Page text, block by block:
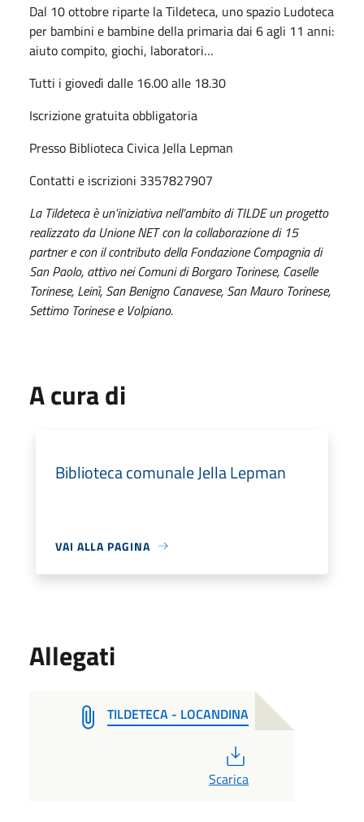
Dal 10 ottobre riparte la Tildeteca, uno spazio Ludoteca
per bambini e bambine della primaria dai 6 agli 11 anni:
aiuto compito, giochi, laboratori…
Tutti i giovedì dalle 16.00 alle 18.30
Iscrizione gratuita obbligatoria
Presso Biblioteca Civica Jella Lepman
Contatti e iscrizioni 3357827907
La Tildeteca è un’iniziativa nell’ambito di TILDE un progetto
realizzato da Unione NET con la collaborazione di 15
partner e con il contributo della Fondazione Compagnia di
San Paolo, attivo nei Comuni di Borgaro Torinese, Caselle
Torinese, Leinì, San Benigno Canavese, San Mauro Torinese,
Settimo Torinese e Volpiano.
A cura di
Biblioteca comunale Jella Lepman
VAI ALLA PAGINA
Allegati
TILDETECA - LOCANDINA
Scarica